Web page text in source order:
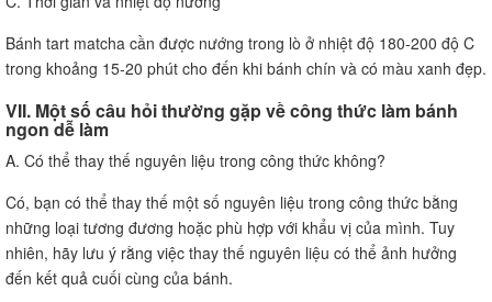
Bánh tart matcha cần được nướng trong lò ở nhiệt độ 180-200 độ C
trong khoảng 15-20 phút cho đến khi bánh chín và có màu xanh đẹp.
VII. Một số câu hỏi thường gặp về công thức làm bánh
ngon dễ làm
A. Có thể thay thế nguyên liệu trong công thức không?
Có, bạn có thể thay thế một số nguyên liệu trong công thức bằng
những loại tương đương hoặc phù hợp với khẩu vị của mình. Tuy
nhiên, hãy lưu ý rằng việc thay thế nguyên liệu có thể ảnh hưởng
đến kết quả cuối cùng của bánh.